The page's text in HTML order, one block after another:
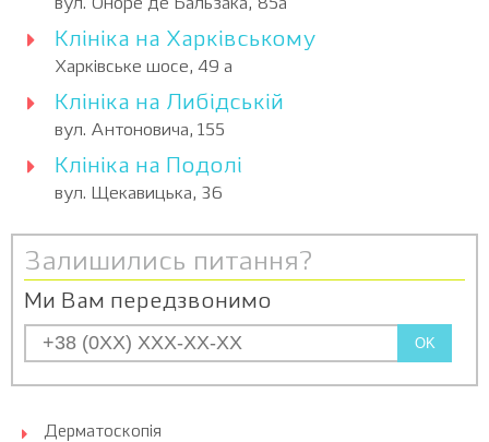
вул. Оноре де Бальзака, 85а
Клініка на Харківському
Харківське шосе, 49 а
Клініка на Либідській
вул. Антоновича, 155
Клініка на Подолі
вул. Щекавицька, 36
Залишились питання?
Ми Вам передзвонимо
OK
Дерматоскопія